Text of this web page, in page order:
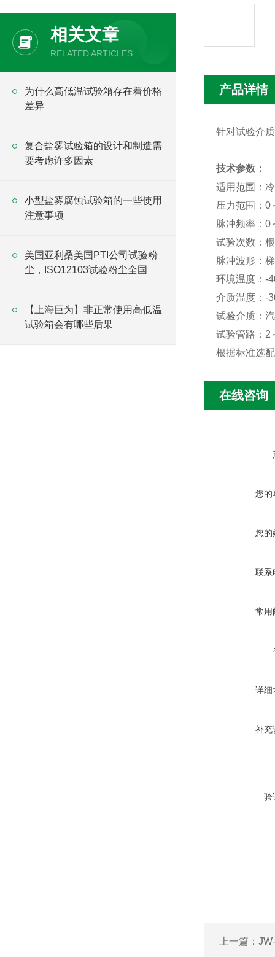
相关文章
RELATED ARTICLES
为什么高低温试验箱存在着价格
差异
复合盐雾试验箱的设计和制造需
要考虑许多因素
小型盐雾腐蚀试验箱的一些使用
注意事项
美国亚利桑美国PTI公司试验粉
尘，ISO12103试验粉尘全国
【上海巨为】非正常使用高低温
试验箱会有哪些后果
产品详情
针对试验介
技术参数：
适用范围：
压力范围：0
脉冲频率：0
试验次数：
脉冲波形：
环境温度：
介质温度：
试验介质：
试验管路：2
根据标准选
在线咨询
您的
您的
联系
常用
详细
补充
验
上一篇：